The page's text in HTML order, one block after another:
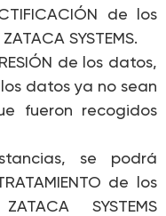
de los
SYSTEMS.
de los datos,
datos ya no sean
fueron recogidos
se podrá
de los
SYSTEMS